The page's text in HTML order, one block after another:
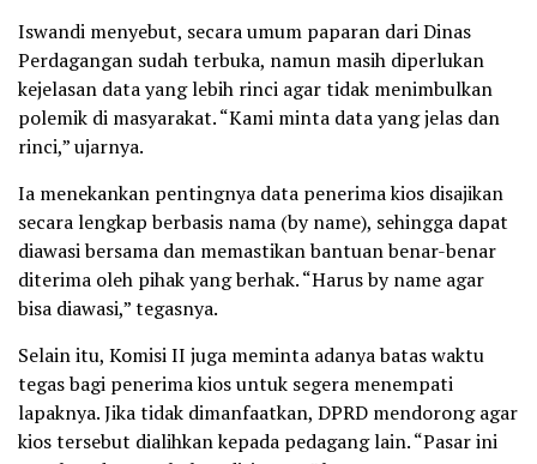
Iswandi menyebut, secara umum paparan dari Dinas
Perdagangan sudah terbuka, namun masih diperlukan
kejelasan data yang lebih rinci agar tidak menimbulkan
polemik di masyarakat. “Kami minta data yang jelas dan
rinci,” ujarnya.
Ia menekankan pentingnya data penerima kios disajikan
secara lengkap berbasis nama (by name), sehingga dapat
diawasi bersama dan memastikan bantuan benar-benar
diterima oleh pihak yang berhak. “Harus by name agar
bisa diawasi,” tegasnya.
Selain itu, Komisi II juga meminta adanya batas waktu
tegas bagi penerima kios untuk segera menempati
lapaknya. Jika tidak dimanfaatkan, DPRD mendorong agar
kios tersebut dialihkan kepada pedagang lain. “Pasar ini